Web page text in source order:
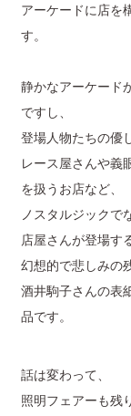
アーケードに店を
す。
静かなアーケード
ですし、
登場人物たちの優
レース屋さんや義
を扱うお店など、
ノスタルジックで
店屋さんが登場す
幻想的で悲しみの
酒井駒子さんの表
品です。
話は変わって、
照明フェアーも残